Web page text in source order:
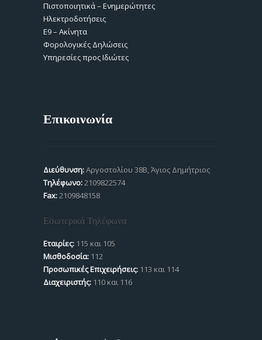
Πιστοποιητικά – Ενημερώτητες
Ηλεκτροδοτήσεις
Ε9 – Ακίνητα
Φορολογικές Δηλώσεις
Υπηρεσίες προς Ιδιώτες
Επικοινωνία
Διεύθυνση:Αργοστολίου 38Β, Άγιος Δημήτριος
Τηλέφωνο:2109822574
Fax:2109848158
Εσωτερικά Τηλέφωνα
Εταιρίες: 115 και 105
Μισθοδοσία: 112
Προσωπικές Επιχειρήσεις: 113 και 114
Διαχειριστής: 110 και 116